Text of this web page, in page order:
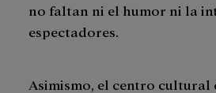
no faltan ni el humor ni la
espectadores.
Asimismo, el centro cultural